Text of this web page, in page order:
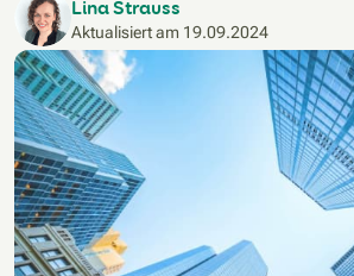
Lina Strauss
Aktualisiert am 19.09.2024